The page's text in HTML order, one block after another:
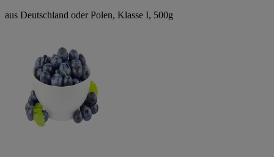
aus Deutschland oder Polen, Klasse I, 500g